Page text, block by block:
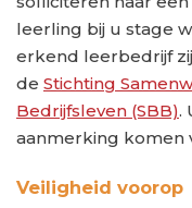
leerling bij u stage
erkend leerbedrijf
de Stichting
Bedrijfsleven (SBB).
aanmerking komen
Veiligheid voorop